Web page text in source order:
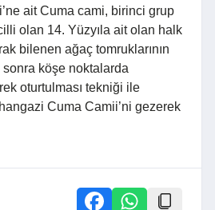
ait Cuma cami, birinci grup
olan 14. Yüzyıla ait olan halk
bilenen ağaç tomruklarının
sonra köşe noktalarda
oturtulması tekniği ile
Cuma Camii’ni gezerek